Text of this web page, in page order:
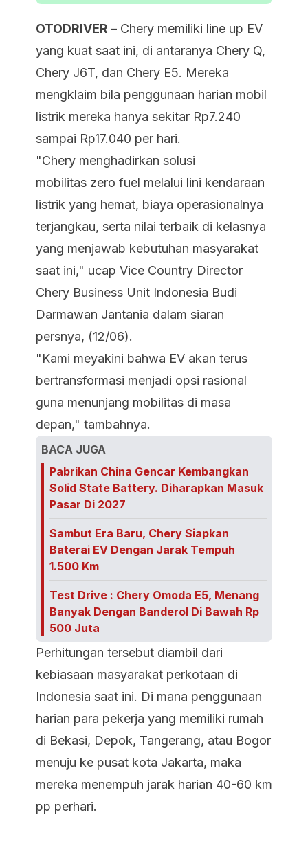
OTODRIVER – Chery memiliki line up EV
yang kuat saat ini, di antaranya Chery Q,
Chery J6T, dan Chery E5. Mereka
mengklaim bila penggunaan harian mobil
listrik mereka hanya sekitar Rp7.240
sampai Rp17.040 per hari.
"Chery menghadirkan solusi
mobilitas zero fuel melalui lini kendaraan
listrik yang hemat, biaya operasionalnya
terjangkau, serta nilai terbaik di kelasnya
yang menjawab kebutuhan masyarakat
saat ini," ucap Vice Country Director
Chery Business Unit Indonesia Budi
Darmawan Jantania dalam siaran
persnya, (12/06).
"Kami meyakini bahwa EV akan terus
bertransformasi menjadi opsi rasional
guna menunjang mobilitas di masa
depan," tambahnya.
BACA JUGA
Pabrikan China Gencar Kembangkan
Solid State Battery. Diharapkan Masuk
Pasar Di 2027
Sambut Era Baru, Chery Siapkan
Baterai EV Dengan Jarak Tempuh
1.500 Km
Test Drive : Chery Omoda E5, Menang
Banyak Dengan Banderol Di Bawah Rp
500 Juta
Perhitungan tersebut diambil dari
kebiasaan masyarakat perkotaan di
Indonesia saat ini. Di mana penggunaan
harian para pekerja yang memiliki rumah
di Bekasi, Depok, Tangerang, atau Bogor
menuju ke pusat kota Jakarta, maka
mereka menempuh jarak harian 40-60 km
pp perhari.